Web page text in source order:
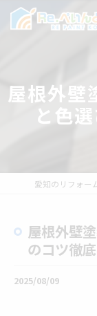
屋根外壁
と色
屋根外壁
のコツ徹
2025/08/09